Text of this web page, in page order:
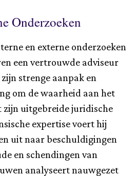
Onderzoeken
en externe onderzoeken
een vertrouwde adviseur
strenge aanpak en
om de waarheid aan het
zijn uitgebreide juridische
expertise voert hij
uit naar beschuldigingen
en schendingen van
analyseert nauwgezet